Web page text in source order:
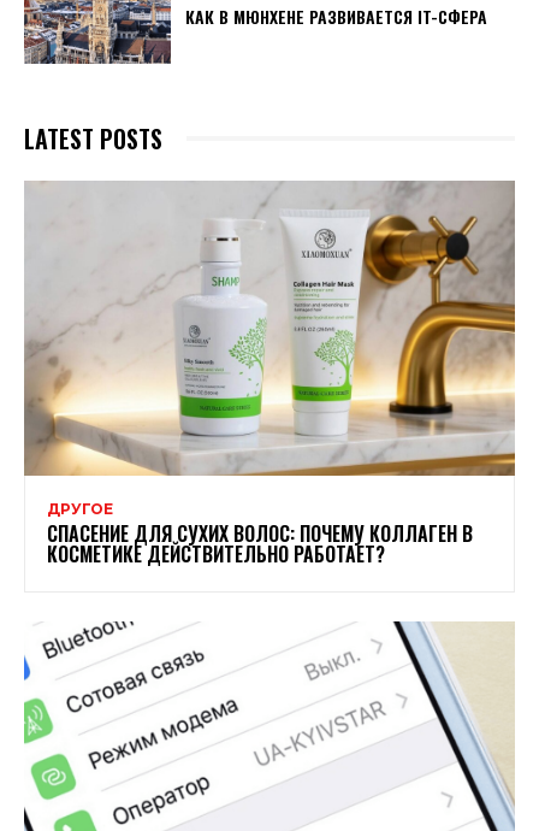
КАК В МЮНХЕНЕ РАЗВИВАЕТСЯ IT-СФЕРА
LATEST POSTS
ДРУГОЕ
СПАСЕНИЕ ДЛЯ СУХИХ ВОЛОС: ПОЧЕМУ КОЛЛАГЕН В
КОСМЕТИКЕ ДЕЙСТВИТЕЛЬНО РАБОТАЕТ?